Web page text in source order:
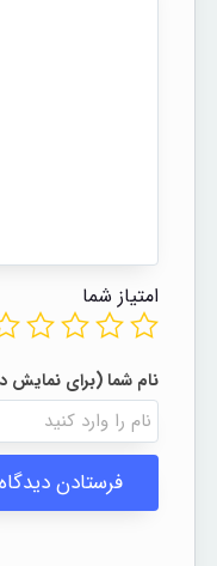
امتیاز شما